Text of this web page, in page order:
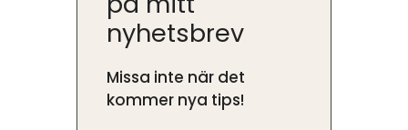
nyhetsbrev
Missa inte när det
kommer nya tips!